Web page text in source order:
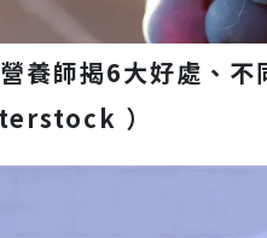
養師揭6大好處、不
）